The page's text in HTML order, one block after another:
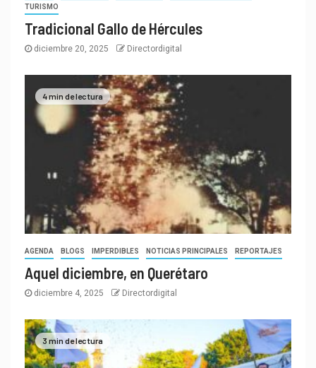
TURISMO
Tradicional Gallo de Hércules
diciembre 20, 2025 Directordigital
4 min de lectura
AGENDA BLOGS IMPERDIBLES NOTICIAS PRINCIPALES REPORTAJES
Aquel diciembre, en Querétaro
diciembre 4, 2025 Directordigital
3 min de lectura